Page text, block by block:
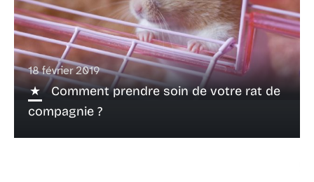
18 février 2019
Comment prendre soin de votre rat de
compagnie ?